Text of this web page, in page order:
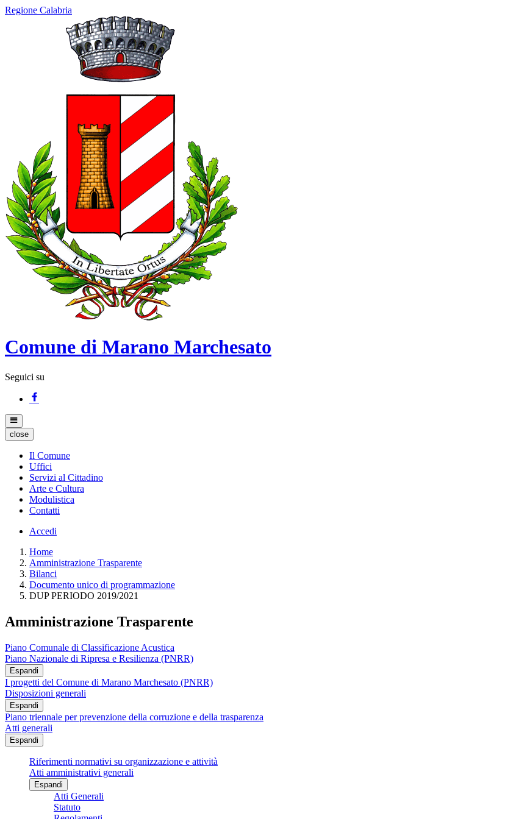
Regione Calabria
Comune di Marano Marchesato
Seguici su
close
Il Comune
Uffici
Servizi al Cittadino
Arte e Cultura
Modulistica
Contatti
Accedi
Home
Amministrazione Trasparente
Bilanci
Documento unico di programmazione
DUP PERIODO 2019/2021
Amministrazione Trasparente
Piano Comunale di Classificazione Acustica
Piano Nazionale di Ripresa e Resilienza (PNRR)
Espandi
I progetti del Comune di Marano Marchesato (PNRR)
Disposizioni generali
Espandi
Piano triennale per prevenzione della corruzione e della trasparenza
Atti generali
Espandi
Riferimenti normativi su organizzazione e attività
Atti amministrativi generali
Espandi
Atti Generali
Statuto